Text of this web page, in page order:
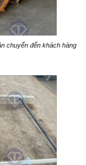
chuyển đến khách hàng